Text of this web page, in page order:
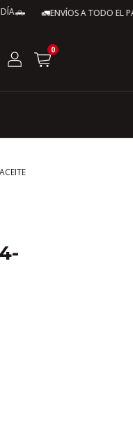
🚛ENVÍOS A TODO EL PAÍS🚛
0